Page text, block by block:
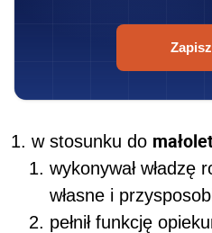
w stosunku do
wykonywał władzę
własne i
pełnił funkcję